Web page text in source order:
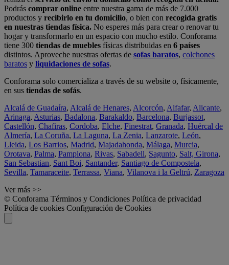
Podrás comprar online entre nuestra gama de más de 7.000
productos y recibirlo en tu domicilio, o bien con recogida gratis
en nuestras tiendas física. No esperes más para crear o renovar tu
hogar y transformarlo en un espacio con mucho estilo. Conforama
tiene 300 tiendas de muebles físicas distribuidas en 6 países
distintos. Aproveche nuestras ofertas de sofas baratos, colchones
baratos y liquidaciones de sofas.
Conforama solo comercializa a través de su website o, físicamente,
en sus tiendas de sofás.
Alcalá de Guadaíra, Alcalá de Henares, Alcorcón, Alfafar, Alicante,
Arinaga, Asturias, Badalona, Barakaldo, Barcelona, Burjassot,
Castellón, Chafiras, Cordoba, Elche, Finestrat, Granada, Huércal de
Almería, La Coruña, La Laguna, La Zenia, Lanzarote, León,
Lleida, Los Barrios, Madrid, Majadahonda, Málaga, Murcia,
Orotava, Palma, Pamplona, Rivas, Sabadell, Sagunto, Salt, Girona,
San Sebastian, Sant Boi, Santander, Santiago de Compostela,
Sevilla, Tamaraceite, Terrassa, Viana, Vilanova i la Geltrú, Zaragoza
Ver más >>
© Conforama Términos y Condiciones Política de privacidad
Política de cookies Configuración de Cookies